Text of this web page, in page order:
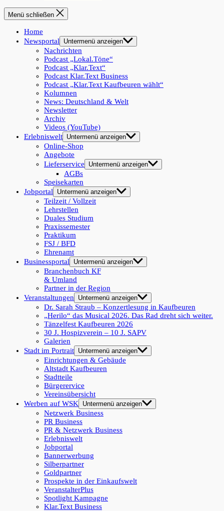
Menü schließen
Home
Newsportal
Untermenü anzeigen
Nachrichten
Podcast „Lokal.Töne“
Podcast „Klar.Text“
Podcast Klar.Text Business
Podcast „Klar.Text Kaufbeuren wählt“
Kolumnen
News: Deutschland & Welt
Newsletter
Archiv
Videos (YouTube)
Erlebniswelt Untermenü anzeigen
Online-Shop
Angebote
Lieferservice
Untermenü anzeigen
AGBs
Speisekarten
Jobportal
Untermenü anzeigen
Teilzeit / Vollzeit
Lehrstellen
Duales Studium
Praxissemester
Praktikum
FSJ / BFD
Ehrenamt
Businessportal
Untermenü anzeigen
Branchenbuch KF
& Umland
Partner in der Region
Veranstaltungen
Untermenü anzeigen
Dr. Sarah Straub – Konzertlesung in Kaufbeuren
„Herilo“ das Musical 2026. Das Rad dreht sich weiter.
Tänzelfest Kaufbeuren 2026
30 J. Hospizverein – 10 J. SAPV
Galerien
Stadt im Portrait Untermenü anzeigen
Einrichtungen & Gebäude
Altstadt Kaufbeuren
Stadtteile
Bürgerervice
Vereinsübersicht
Werben auf WSK
Untermenü anzeigen
Netzwerk Business
PR Business
PR & Netzwerk Business
Erlebniswelt
Jobportal
Bannerwerbung
Silberpartner
Goldpartner
Prospekte in der Einkaufswelt
VeranstalterPlus
Spotlight Kampagne
Klar.Text Business